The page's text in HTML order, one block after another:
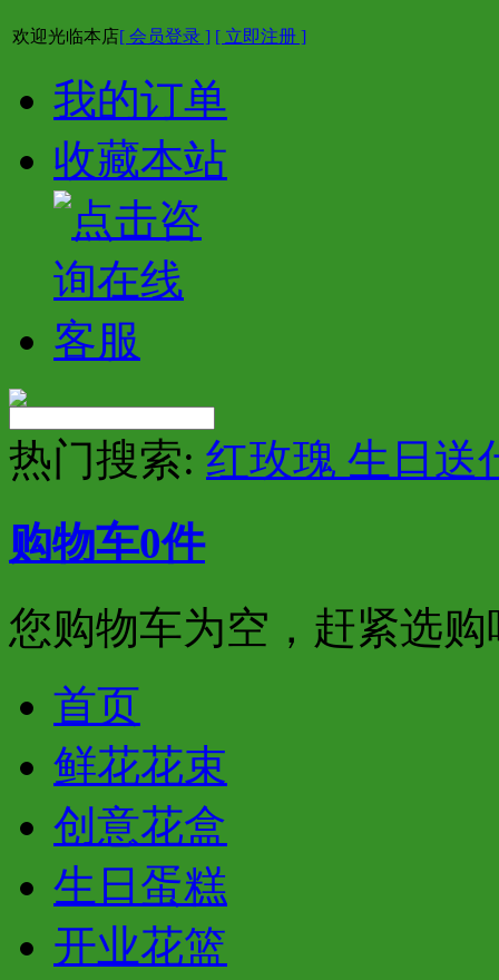
欢迎光临本店[ 会员登录 ] [ 立即注册 ]
我的订单
收藏本站
热门搜索: 红玫瑰 生日送
购物车0件
您购物车为空，赶紧选购
首页
鲜花花束
创意花盒
生日蛋糕
开业花篮